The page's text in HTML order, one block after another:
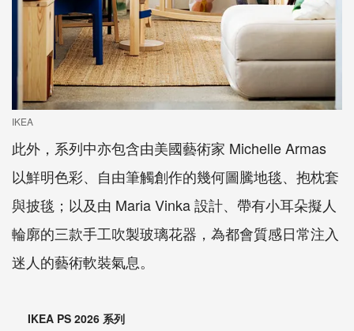
IKEA
此外，系列中亦包含由美國藝術家 Michelle Armas
以鮮明色彩、自由筆觸創作的幾何圖騰地毯、抱枕套
與披毯；以及由 Maria Vinka 設計、帶有小耳朵擬人
輪廓的三款手工吹製玻璃花器，為都會質感日常注入
迷人的藝術軟裝氣息。
IKEA PS 2026 系列